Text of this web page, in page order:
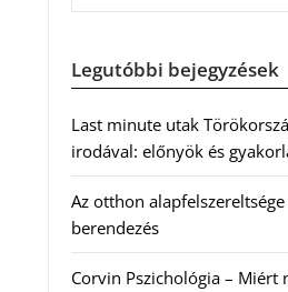
Legutóbbi bejegyzések
Last minute utak
irodával: előnyök és
Az otthon
berendezés
Corvin Pszichológia – Miért